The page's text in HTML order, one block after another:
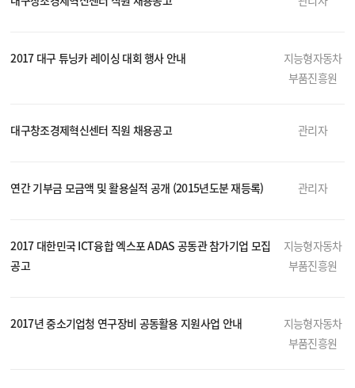
2017 대구 튜닝카 레이싱 대회 행사 안내
지능형자동차
부품진흥원
대구창조경제혁신센터 직원 채용공고 관리자
연간 기부금 모금액 및 활용실적 공개 (2015년도분 재등록) 관리자
2017 대한민국 ICT융합 엑스포 ADAS 공동관 참가기업 모집
공고
지능형자동차
부품진흥원
2017년 중소기업청 연구장비 공동활용 지원사업 안내
지능형자동차
부품진흥원